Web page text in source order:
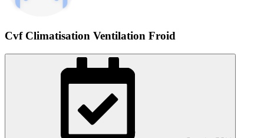
Cvf Climatisation Ventilation Froid